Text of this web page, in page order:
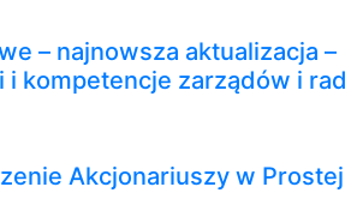
– najnowsza aktualizacja –
i kompetencje zarządów i rad
Akcjonariuszy w Prostej